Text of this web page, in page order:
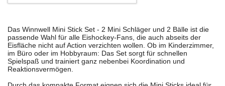
Das Winnwell Mini Stick Set - 2 Mini Schläger und 2 Bälle ist die
passende Wahl für alle Eishockey-Fans, die auch abseits der
Eisfläche nicht auf Action verzichten wollen. Ob im Kinderzimmer,
im Büro oder im Hobbyraum: Das Set sorgt für schnellen
Spielspaß und trainiert ganz nebenbei Koordination und
Reaktionsvermögen.